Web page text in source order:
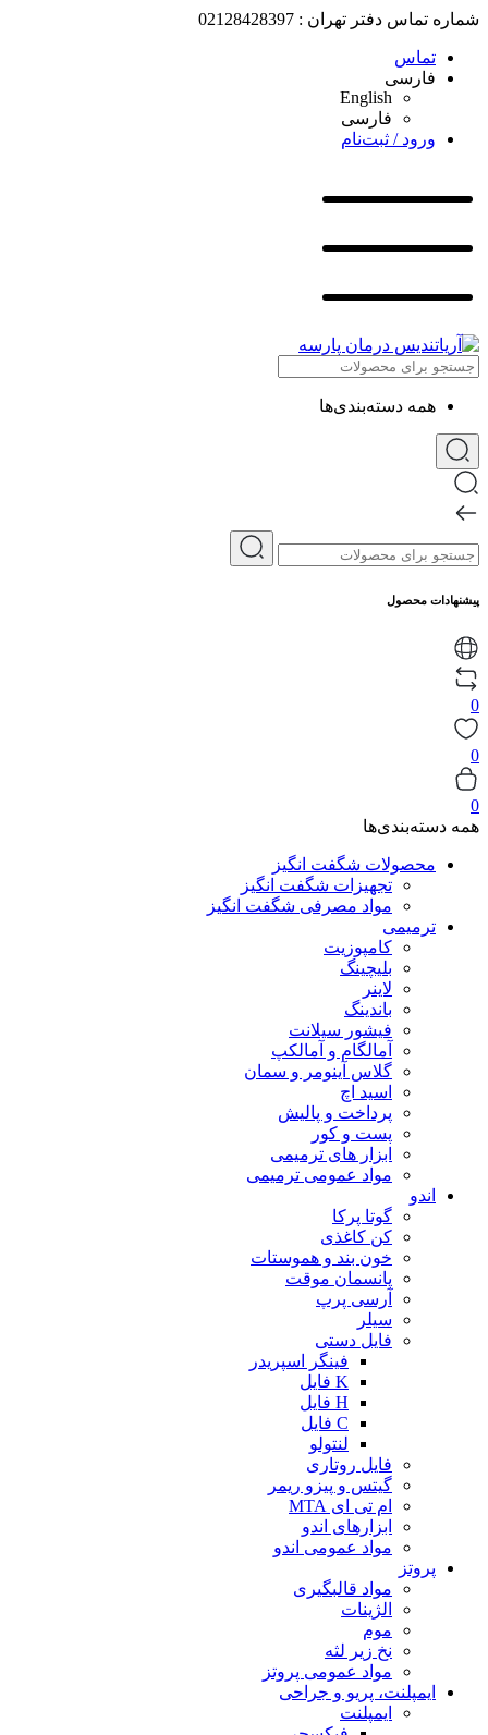
شماره تماس دفتر تهران : 02128428397
تماس
فارسی
English
فارسی
ورود / ثبت‌نام
همه دسته‌بندی‌ها
پیشنهادات محصول
0
0
0
همه دسته‌بندی‌ها
محصولات شگفت انگیز
تجهیزات شگفت انگیز
مواد مصرفی شگفت انگیز
ترمیمی
کامپوزیت
بلیچینگ
لاینر
باندینگ
فیشور سیلانت
آمالگام و آمالکپ
گلاس آینومر و سمان
اسید اچ
پرداخت و پالیش
پست و کور
ابزار های ترمیمی
مواد عمومی ترمیمی
اندو
گوتا پرکا
کن کاغذی
خون بند و هموستات
پانسمان موقت
آرسی پرپ
سیلر
فایل دستی
فینگر اسپریدر
K فایل
H فایل
C فایل
لنتولو
فایل روتاری
گیتس و پیزو ریمر
ام تی ای MTA
ابزارهای اندو
مواد عمومی اندو
پروتز
مواد قالبگیری
الژینات
موم
نخ زیر لثه
مواد عمومی پروتز
ایمپلنت، پریو و جراحی
ایمپلنت